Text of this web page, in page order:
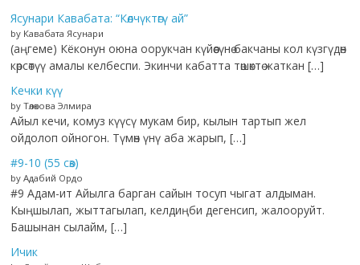
Ясунари Кавабата: “Көлчүктөгү ай”
by Кавабата Ясунари
(аңгеме) Кёконун оюна оорукчан күйөөсүнө бакчаны кол күзгүдөн
көрсөтүү амалы келбеспи. Экинчи кабатта төшөктө жаткан […]
Кечки күү
by Төлөкова Элмира
Айыл кечи, комуз күүсү мукам бир, кылын тартып жел
ойдолоп ойногон. Түмөн үнү аба жарып, […]
#9-10 (55 сөз)
by Адабий Ордо
#9 Адам-ит Айылга барган сайын тосуп чыгат алдыман.
Кыңшылап, жыттагылап, келдиңби дегенсип, жалооруйт.
Башынан сылайм, […]
Ичик